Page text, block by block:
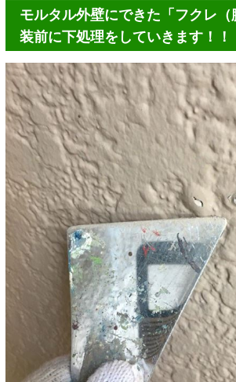
モルタル外壁にできた「フクレ
装前に下処理をしていきます！！